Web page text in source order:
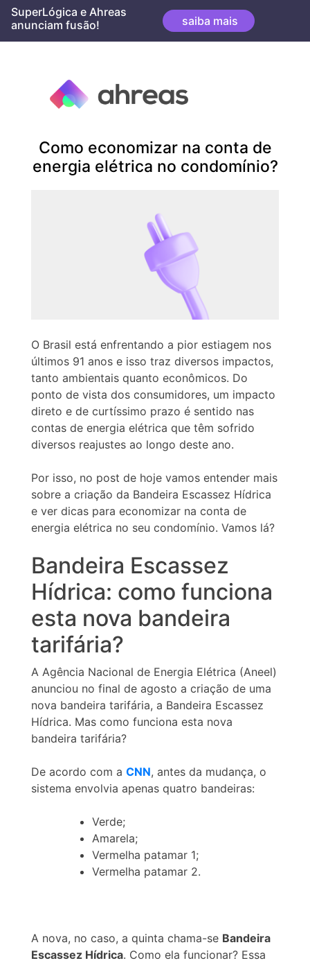
Skip
content
SuperLógica e Ahreas
anunciam fusão!
saiba mais
Mês:dezembro 2021
Como economizar na conta de
energia elétrica no condomínio?
O Brasil está enfrentando a pior estiagem nos
últimos 91 anos e isso traz diversos impactos,
tanto ambientais quanto econômicos. Do
ponto de vista dos consumidores, um impacto
direto e de curtíssimo prazo é sentido nas
contas de energia elétrica que têm sofrido
diversos reajustes ao longo deste ano.
Por isso, no post de hoje vamos entender mais
sobre a criação da Bandeira Escassez Hídrica
e ver dicas para economizar na conta de
energia elétrica no seu condomínio. Vamos lá?
Bandeira Escassez
Hídrica: como funciona
esta nova bandeira
tarifária?
A Agência Nacional de Energia Elétrica (Aneel)
anunciou no final de agosto a criação de uma
nova bandeira tarifária, a Bandeira Escassez
Hídrica. Mas como funciona esta nova
bandeira tarifária?
De acordo com a CNN, antes da mudança, o
sistema envolvia apenas quatro bandeiras:
Verde;
Amarela;
Vermelha patamar 1;
Vermelha patamar 2.
A nova, no caso, a quinta chama-se Bandeira
Escassez Hídrica. Como ela funcionar? Essa